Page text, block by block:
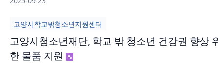
고양시학교밖청소년지원센터
고양시청소년재단, 학교 밖 청소년 건강권 향상
한 물품 지원